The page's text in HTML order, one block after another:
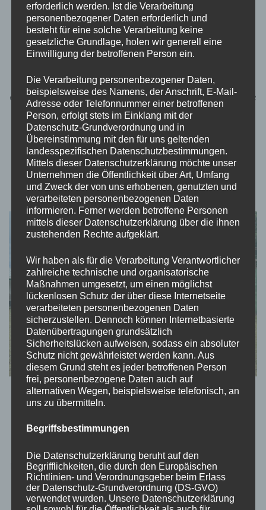
Seychellen: La Digue
vonMomo aktualisiert am März 15, 2024
Fahrradinsel, angekommen. Juhuu! Unsere Unterkunft war
einfach traumhaft! Wir haben uns auf La Digue beabsichtigt eine
Art Bungalow mit Gartenblick ausgesucht. Die Blumen, die auf
den Seychellen blühen sind echt wunderschön und
dementsprechend sah auch der …
REISEBLOG SEYCHELLEN
Seychellen: Curieuse Island
Hallöchen liebe Weltenbummler! Unser Tag startete um 8.30Uhr
in der Früh, es regnete. Wir wurden von einem netten Dude
abgeholt, der uns mit einem anderen Pärchen an die Cote D’Or
erforderlich werden. Ist die Verarbeitung
personenbezogener Daten erforderlich und
besteht für eine solche Verarbeitung keine
gesetzliche Grundlage, holen wir generell eine
Einwilligung der betroffenen Person ein.
Die Verarbeitung personenbezogener Daten,
beispielsweise des Namens, der Anschrift, E-Mail-
Adresse oder Telefonnummer einer betroffenen
Person, erfolgt stets im Einklang mit der
Datenschutz-Grundverordnung und in
Übereinstimmung mit den für uns geltenden
landesspezifischen Datenschutzbestimmungen.
Mittels dieser Datenschutzerklärung möchte unser
Unternehmen die Öffentlichkeit über Art, Umfang
und Zweck der von uns erhobenen, genutzten und
verarbeiteten personenbezogenen Daten
informieren. Ferner werden betroffene Personen
mittels dieser Datenschutzerklärung über die ihnen
zustehenden Rechte aufgeklärt.
Wir haben als für die Verarbeitung Verantwortlicher
zahlreiche technische und organisatorische
Maßnahmen umgesetzt, um einen möglichst
lückenlosen Schutz der über diese Internetseite
verarbeiteten personenbezogenen Daten
sicherzustellen. Dennoch können Internetbasierte
Datenübertragungen grundsätzlich
Sicherheitslücken aufweisen, sodass ein absoluter
Schutz nicht gewährleistet werden kann. Aus
diesem Grund steht es jeder betroffenen Person
frei, personenbezogene Daten auch auf
alternativen Wegen, beispielsweise telefonisch, an
uns zu übermitteln.
Begriffsbestimmungen
Die Datenschutzerklärung beruht auf den
Begrifflichkeiten, die durch den Europäischen
Richtlinien- und Verordnungsgeber beim Erlass
der Datenschutz-Grundverordnung (DS-GVO)
verwendet wurden. Unsere Datenschutzerklärung